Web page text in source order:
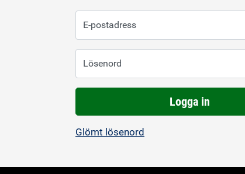
E-postadress
Lösenord
Logga in
Glömt lösenord